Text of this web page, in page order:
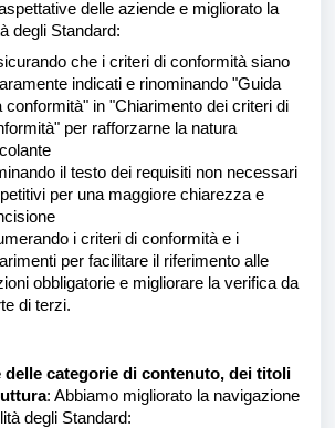
delle aziende e migliorato la
degli Standard:
che i criteri di conformità siano
indicati e rinominando "Guida
conformità" in "Chiarimento dei criteri di
per rafforzarne la natura
il testo dei requisiti non necessari
per una maggiore chiarezza e
i criteri di conformità e i
per facilitare il riferimento alle
obbligatorie e migliorare la verifica da
di terzi.
delle categorie di contenuto, dei titoli
: Abbiamo migliorato la navigazione
degli Standard: